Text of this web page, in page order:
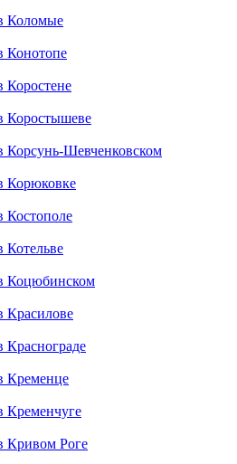
Коломые
Конотопе
Коростене
Коростышеве
Корсунь-Шевченковском
Корюковке
Костополе
Котельве
Коцюбинском
Красилове
Краснограде
Кременце
Кременчуге
Кривом Роге